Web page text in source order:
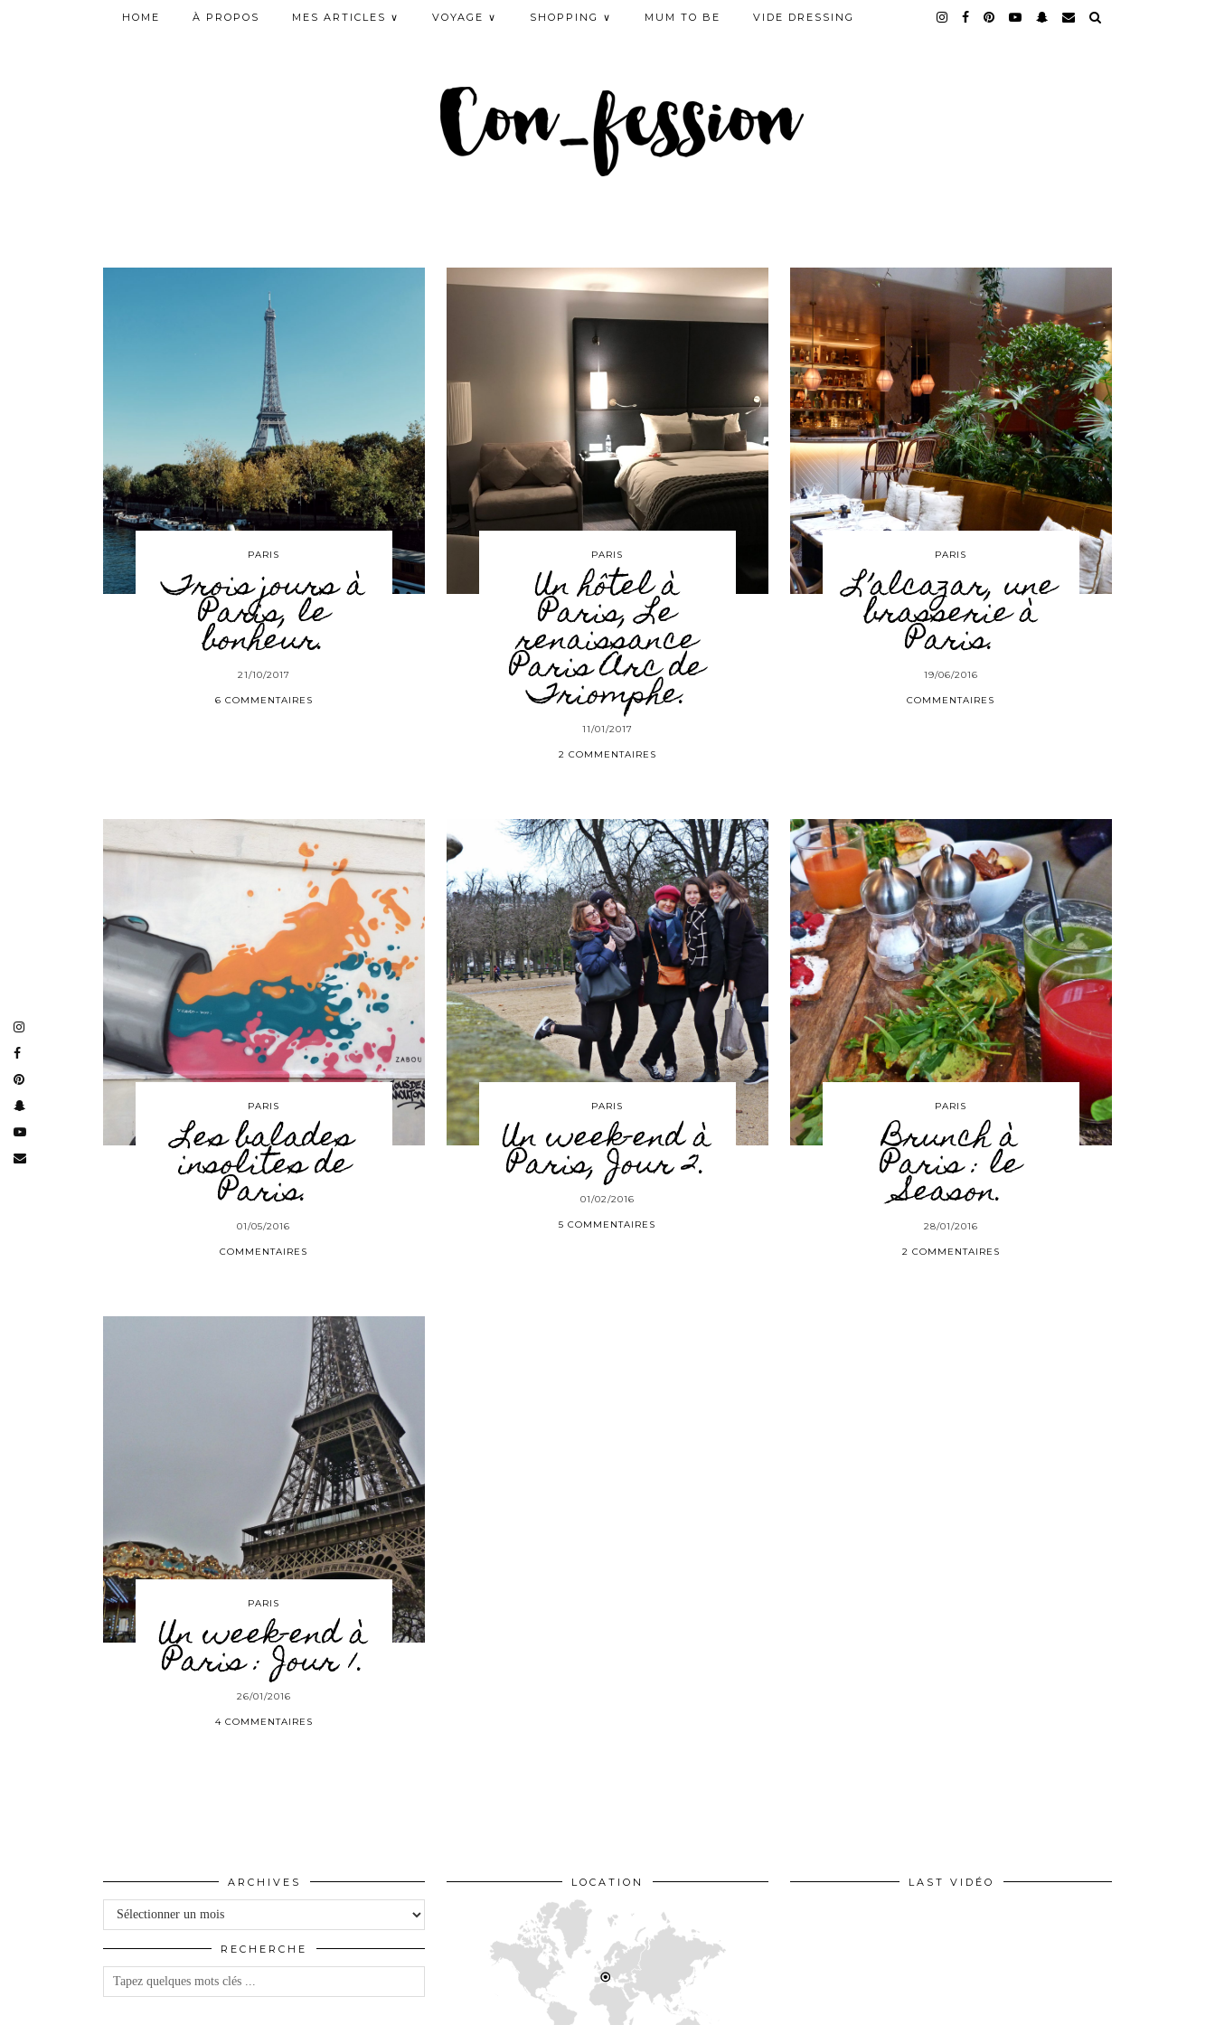
HOME À PROPOS MES ARTICLES ∨ VOYAGE ∨ SHOPPING ∨ MUM TO BE VIDE DRESSING
PARIS
Trois jours à
Paris, le
bonheur.
21/10/2017
6 COMMENTAIRES
PARIS
Un hôtel à
Paris, Le
renaissance
Paris Arc de
Triomphe.
11/01/2017
2 COMMENTAIRES
PARIS
L’alcazar, une
brasserie à
Paris.
19/06/2016
COMMENTAIRES
PARIS
Les balades
insolites de
Paris.
01/05/2016
COMMENTAIRES
PARIS
Un week-end à
Paris, Jour 2.
01/02/2016
5 COMMENTAIRES
PARIS
Brunch à
Paris : le
Season.
28/01/2016
2 COMMENTAIRES
PARIS
Un week-end à
Paris : Jour 1.
26/01/2016
4 COMMENTAIRES
ARCHIVES
Archives
RECHERCHE
LOCATION LAST VIDÉO